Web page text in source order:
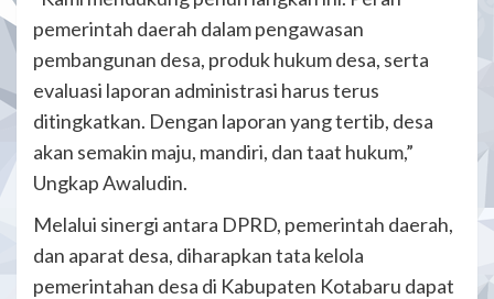
pemerintah daerah dalam pengawasan
pembangunan desa, produk hukum desa, serta
evaluasi laporan administrasi harus terus
ditingkatkan. Dengan laporan yang tertib, desa
akan semakin maju, mandiri, dan taat hukum,”
Ungkap Awaludin.
Melalui sinergi antara DPRD, pemerintah daerah,
dan aparat desa, diharapkan tata kelola
pemerintahan desa di Kabupaten Kotabaru dapat